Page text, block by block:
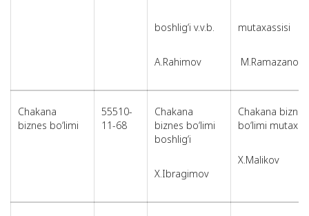
boshlig‘i v.v.b.
A.Rahimov
mutaxassisi
M.Ramazanov
Chakana
biznes bo‘limi
55510-
11-68
Chakana
biznes bo‘limi
boshlig‘i
X.Ibragimov
Chakana biznes
bo‘limi
X.Malikov